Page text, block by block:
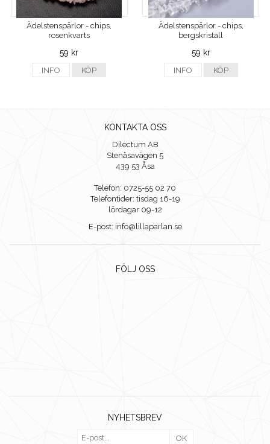
Ädelstenspärlor - chips,
rosenkvarts
59 kr
INFO KÖP
Ädelstenspärlor - chips,
bergskristall
59 kr
INFO KÖP
KONTAKTA OSS
Dilectum AB
Stenåsavägen 5
439 53 Åsa
Telefon: 0725-55 02 70
Telefontider: tisdag 16-19
lördagar 09-12
E-post: info@lillaparlan.se
FÖLJ OSS
NYHETSBREV
OK